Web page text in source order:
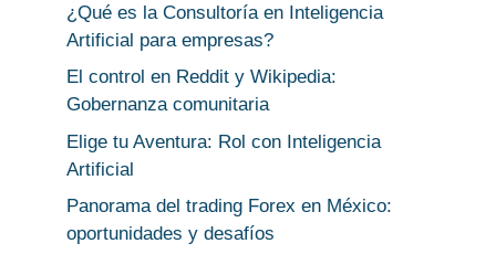
¿Qué es la Consultoría en Inteligencia
Artificial para empresas?
El control en Reddit y Wikipedia:
Gobernanza comunitaria
Elige tu Aventura: Rol con Inteligencia
Artificial
Panorama del trading Forex en México:
oportunidades y desafíos